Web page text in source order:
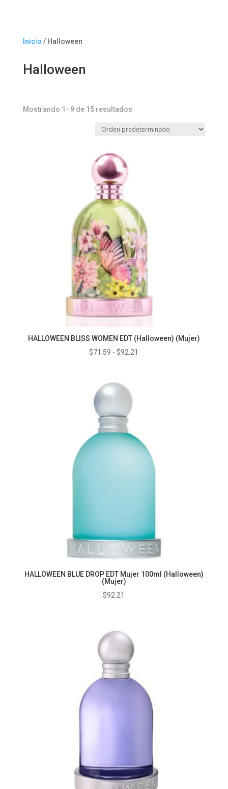
Inicio / Halloween
Halloween
Mostrando 1–9 de 15 resultados
HALLOWEEN BLISS WOMEN EDT (Halloween) (Mujer)
$71.59 - $92.21
HALLOWEEN BLUE DROP EDT Mujer 100ml (Halloween)
(Mujer)
$92.21